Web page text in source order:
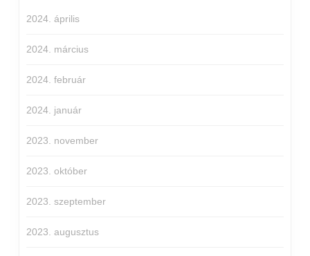
2024. április
2024. március
2024. február
2024. január
2023. november
2023. október
2023. szeptember
2023. augusztus